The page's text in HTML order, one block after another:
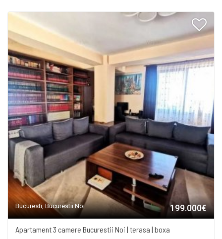
Bucuresti, Bucurestii Noi 199.000€
Apartament 3 camere Bucurestii Noi | terasa | boxa